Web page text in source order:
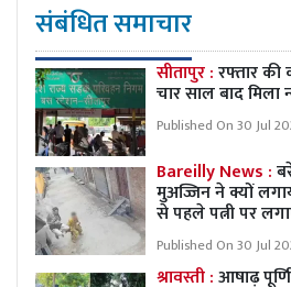
संबंधित समाचार
सीतापुर :रफ्तार
चार साल बाद मिला
Published On 30 Jul
Bareilly News :
मुअज्जिन ने क्यों
से पहले पत्नी पर
Published On 30 Jul
श्रावस्ती :आषाढ़